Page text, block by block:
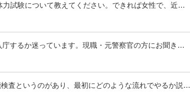
提供：doda
20日12:10開始)手に職つけて働く／研修制度／土日祝休
昇給あり
圏／未経験歓迎】会社説明会(8月20日12:10開始)◇手に職つけて働く
提供：doda
試験について教えてください。できれば女性で、近年
大変有り難いです。 【質問】 ①回数...
するか迷っています。現職・元警察官の方にお聞きし
警察官採用試験に最終合格しました。 民...
査というのがあり、最初にどのような流れでやるか説明
官の前でやるのですが、次はこうして、...